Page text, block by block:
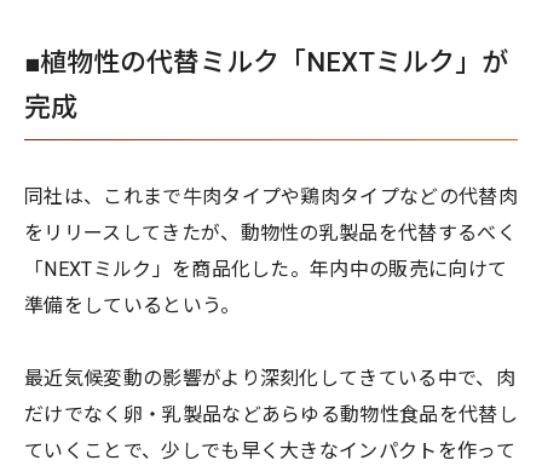
■植物性の代替ミルク「NEXTミルク」が
完成
同社は、これまで牛肉タイプや鶏肉タイプなどの代替肉
をリリースしてきたが、動物性の乳製品を代替するべく
「NEXTミルク」を商品化した。年内中の販売に向けて
準備をしているという。
最近気候変動の影響がより深刻化してきている中で、肉
だけでなく卵・乳製品などあらゆる動物性食品を代替し
ていくことで、少しでも早く大きなインパクトを作って